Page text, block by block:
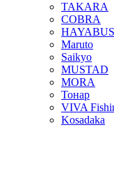
TAKARA
COBRA
Maruto
Saikyo
MUSTAD
MORA
Тонар
VIVA
Kosadaka